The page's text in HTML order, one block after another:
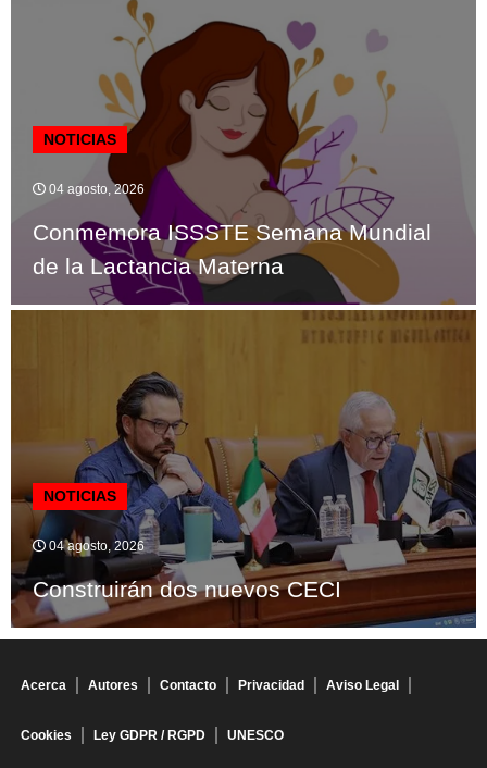
NOTICIAS
04 agosto, 2026
Conmemora ISSSTE Semana Mundial
de la Lactancia Materna
NOTICIAS
04 agosto, 2026
Construirán dos nuevos CECI
Acerca Autores Contacto Privacidad Aviso Legal
Cookies Ley GDPR / RGPD UNESCO